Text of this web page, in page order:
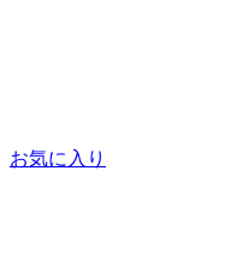
お気に入り